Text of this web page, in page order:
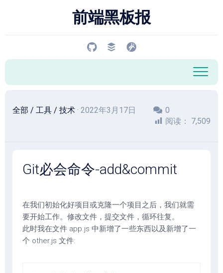
前端黑板报
全部 / 工具 / 技术 · 2022年3月17日
0
阅读：
7,509
Git必会命令-add&commit
在我们初始化好项目或克隆一个项目之后，我们就需
要开始工作。修改文件，提交文件，循环往复。
此时我在文件 app.js 中新增了一些东西以及新增了一
个 other.js 文件: